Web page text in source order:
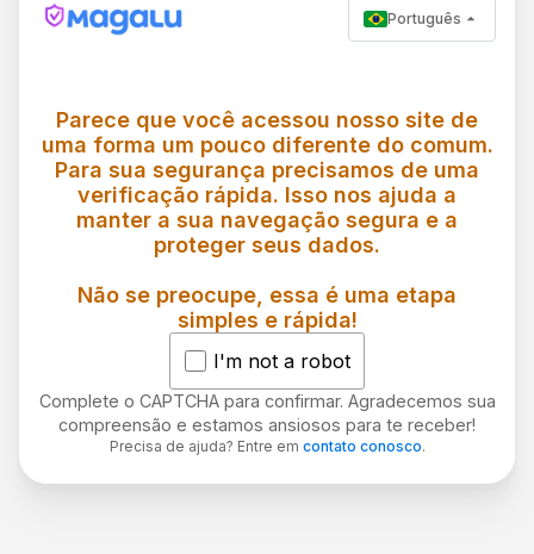
Português
Parece que você acessou nosso site de
uma forma um pouco diferente do comum.
Para sua segurança precisamos de uma
verificação rápida. Isso nos ajuda a
manter a sua navegação segura e a
proteger seus dados.
Não se preocupe, essa é uma etapa
simples e rápida!
I'm not a robot
Complete o CAPTCHA para confirmar. Agradecemos sua
compreensão e estamos ansiosos para te receber!
Precisa de ajuda? Entre em contato conosco.